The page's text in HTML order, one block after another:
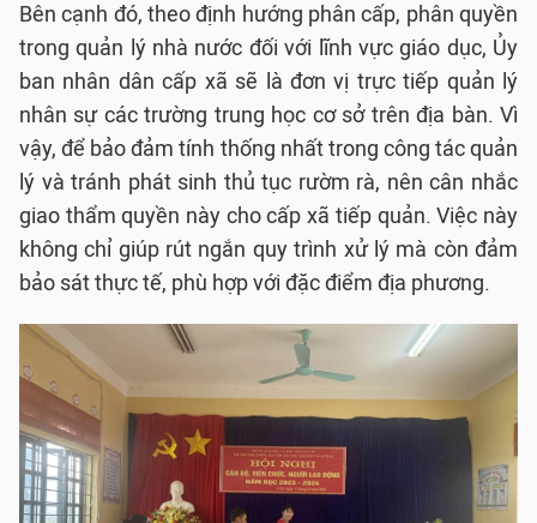
Bên cạnh đó, theo định hướng phân cấp, phân quyền
trong quản lý nhà nước đối với lĩnh vực giáo dục, Ủy
ban nhân dân cấp xã sẽ là đơn vị trực tiếp quản lý
nhân sự các trường trung học cơ sở trên địa bàn. Vì
vậy, để bảo đảm tính thống nhất trong công tác quản
lý và tránh phát sinh thủ tục rườm rà, nên cân nhắc
giao thẩm quyền này cho cấp xã tiếp quản. Việc này
không chỉ giúp rút ngắn quy trình xử lý mà còn đảm
bảo sát thực tế, phù hợp với đặc điểm địa phương.